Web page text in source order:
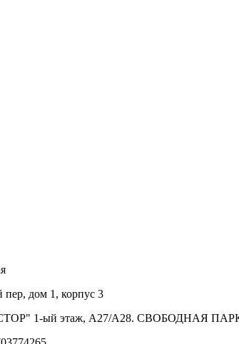
дом 1, корпус 3
1-ый этаж, А27/А28. СВОБОДНАЯ